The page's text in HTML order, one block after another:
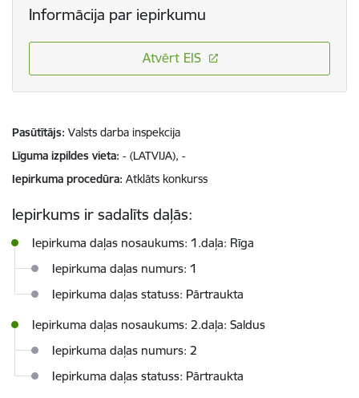
Informācija par iepirkumu
Atvērt EIS
Pasūtītājs Valsts darba inspekcija
Līguma izpildes vieta - (LATVIJA), -
Iepirkuma procedūra Atklāts konkurss
Iepirkums ir sadalīts daļās:
Iepirkuma daļas nosaukums: 1.daļa: Rīga
Iepirkuma daļas numurs: 1
Iepirkuma daļas statuss: Pārtraukta
Iepirkuma daļas nosaukums: 2.daļa: Saldus
Iepirkuma daļas numurs: 2
Iepirkuma daļas statuss: Pārtraukta